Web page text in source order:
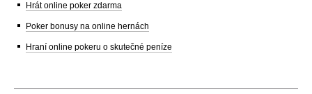
Hrát online poker zdarma
Poker bonusy na online hernách
Hraní online pokeru o skutečné peníze